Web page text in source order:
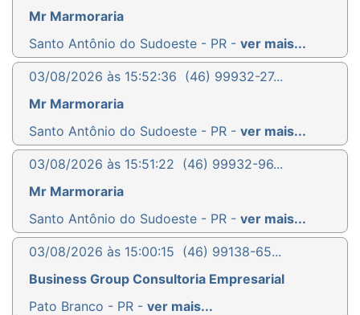
Mr Marmoraria
Santo Antônio do Sudoeste - PR - ver mais...
03/08/2026 às 15:52:36 (46) 99932-27...
Mr Marmoraria
Santo Antônio do Sudoeste - PR - ver mais...
03/08/2026 às 15:51:22 (46) 99932-96...
Mr Marmoraria
Santo Antônio do Sudoeste - PR - ver mais...
03/08/2026 às 15:00:15 (46) 99138-65...
Business Group Consultoria Empresarial
Pato Branco - PR - ver mais...